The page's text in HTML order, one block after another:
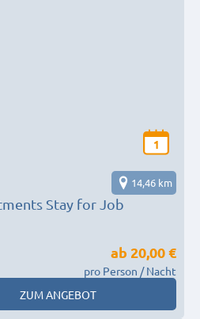
1
Stay for Job
14,46 km
ab 20,00 €
pro Person / Nacht
ZUM ANGEBOT